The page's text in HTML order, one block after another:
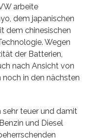
arbeite
dem japanischen
dem chinesischen
Wegen
der Batterien,
nach Ansicht von
in den nächsten
sehr teuer und damit
und Diesel